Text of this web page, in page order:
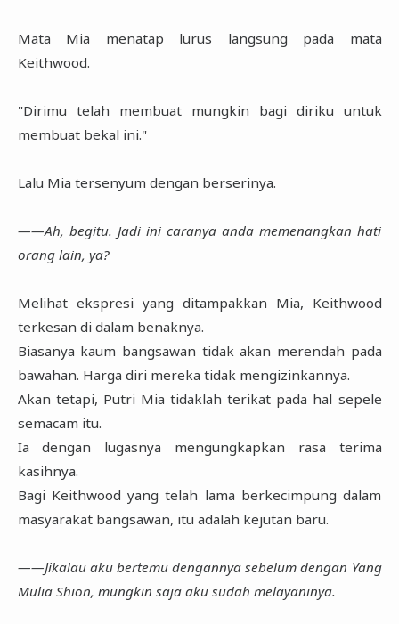
Mata Mia menatap lurus langsung pada mata
Keithwood.
"Dirimu telah membuat mungkin bagi diriku untuk
membuat bekal ini."
Lalu Mia tersenyum dengan berserinya.
――Ah, begitu. Jadi ini caranya anda memenangkan hati
orang lain, ya?
Melihat ekspresi yang ditampakkan Mia, Keithwood
terkesan di dalam benaknya.
Biasanya kaum bangsawan tidak akan merendah pada
bawahan. Harga diri mereka tidak mengizinkannya.
Akan tetapi, Putri Mia tidaklah terikat pada hal sepele
semacam itu.
Ia dengan lugasnya mengungkapkan rasa terima
kasihnya.
Bagi Keithwood yang telah lama berkecimpung dalam
masyarakat bangsawan, itu adalah kejutan baru.
――Jikalau aku bertemu dengannya sebelum dengan Yang
Mulia Shion, mungkin saja aku sudah melayaninya.